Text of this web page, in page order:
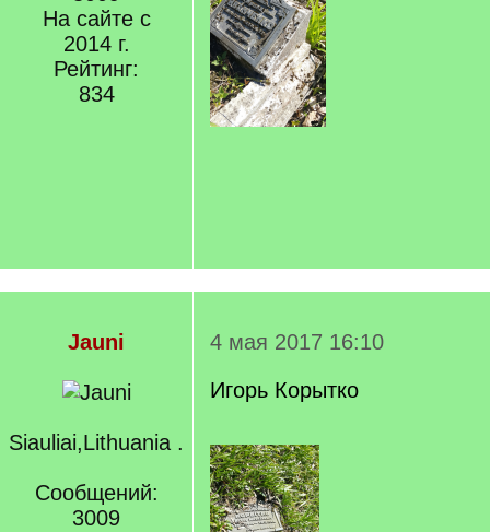
На сайте с
2014 г.
Рейтинг:
834
Jauni
Siauliai,Lithuania .
Сообщений:
3009
4 мая 2017 16:10
Игорь Корытко